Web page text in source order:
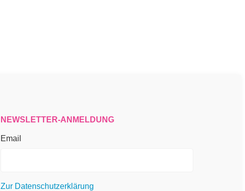
NEWSLETTER-ANMELDUNG
Email
Zur Datenschutzerklärung